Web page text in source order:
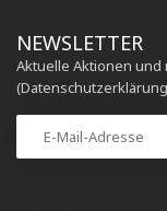
NEWSLETTER
Aktuelle Aktionen